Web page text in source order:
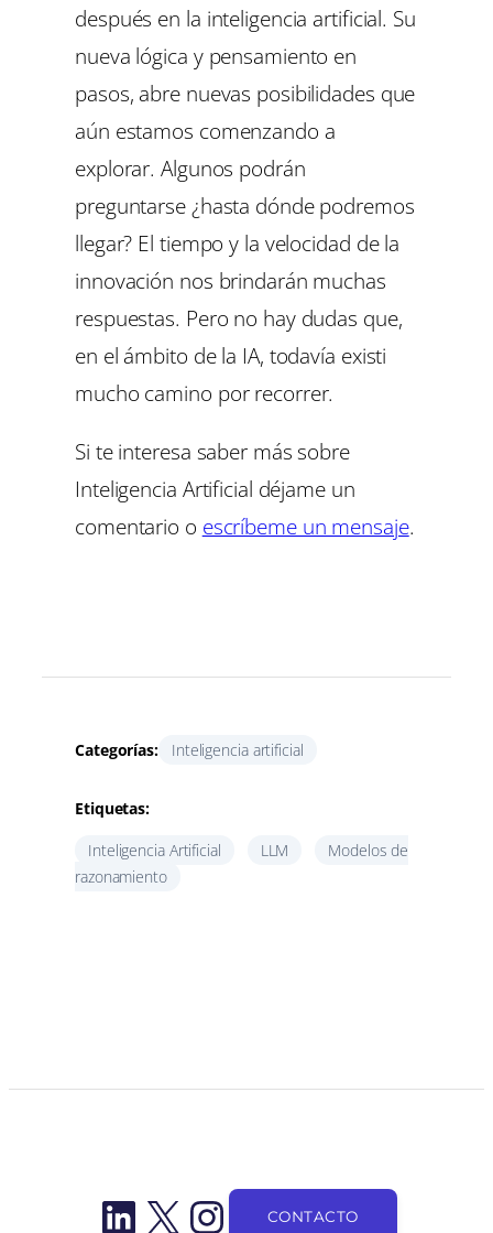
después en la inteligencia artificial. Su
nueva lógica y pensamiento en
pasos, abre nuevas posibilidades que
aún estamos comenzando a
explorar. Algunos podrán
preguntarse ¿hasta dónde podremos
llegar? El tiempo y la velocidad de la
innovación nos brindarán muchas
respuestas. Pero no hay dudas que,
en el ámbito de la IA, todavía existi
mucho camino por recorrer.
Si te interesa saber más sobre
Inteligencia Artificial déjame un
comentario o escríbeme un mensaje.
Categorías: Inteligencia artificial
Etiquetas:
Inteligencia Artificial LLM
Modelos de
razonamiento
LinkedIn
X Instagram
CONTACTO